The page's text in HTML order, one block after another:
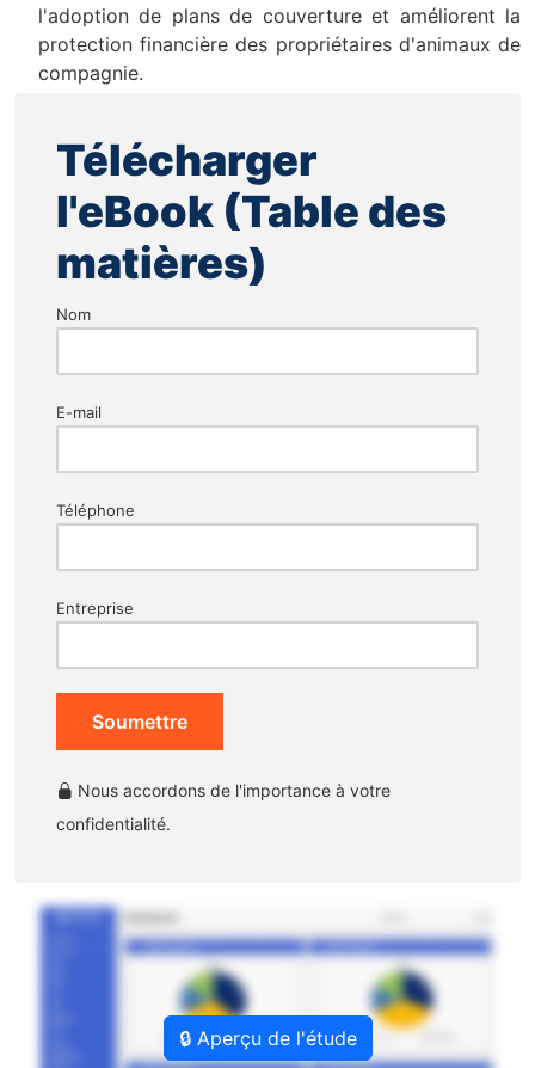
l'adoption de plans de couverture et améliorent la
protection financière des propriétaires d'animaux de
compagnie.
Télécharger
l'eBook (Table des
matières)
Nom
E-mail
Téléphone
Entreprise
Soumettre
Nous accordons de l'importance à votre
confidentialité.
🔒 Aperçu de l'étude